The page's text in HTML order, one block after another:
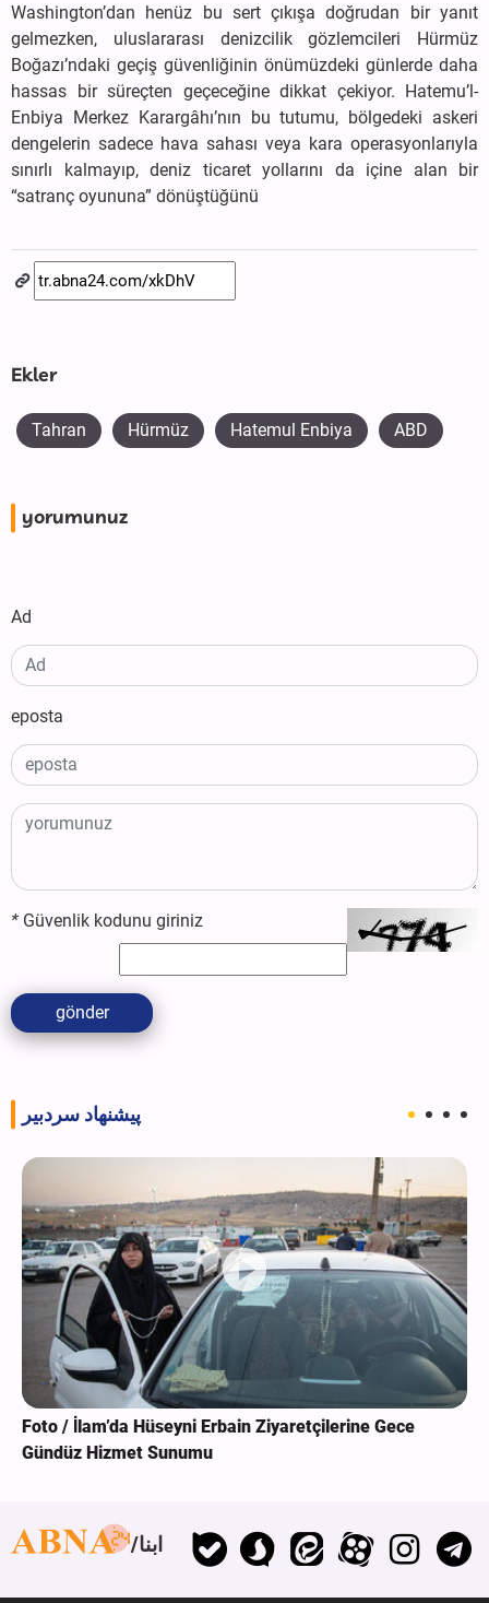
Washington’dan henüz bu sert çıkışa doğrudan bir yanıt
gelmezken, uluslararası denizcilik gözlemcileri Hürmüz
Boğazı’ndaki geçiş güvenliğinin önümüzdeki günlerde daha
hassas bir süreçten geçeceğine dikkat çekiyor. Hatemu’l-
Enbiya Merkez Karargâhı’nın bu tutumu, bölgedeki askeri
dengelerin sadece hava sahası veya kara operasyonlarıyla
sınırlı kalmayıp, deniz ticaret yollarını da içine alan bir
“satranç oyununa” dönüştüğünü
Ekler
Tahran Hürmüz Hatemul Enbiya ABD
yorumunuz
Ad
eposta
* Güvenlik kodunu giriniz
gönder
پیشنهاد سردبیر
Foto / İlam’da Hüseyni Erbain Ziyaretçilerine Gece
Gündüz Hizmet Sunumu
ابنا